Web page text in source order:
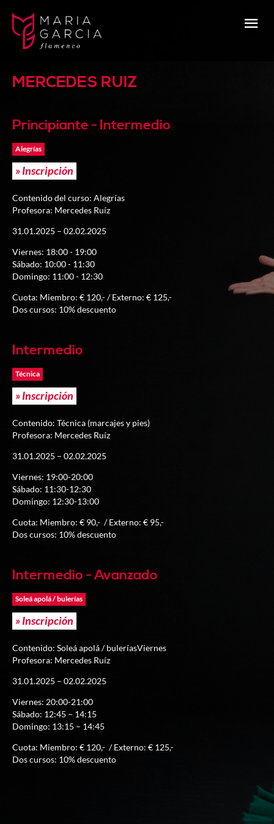
MERCEDES RUIZ
Principiante - Intermedio
Alegrías
» Inscripción
Contenido del curso: Alegrías
Profesora: Mercedes Ruíz
31.01.2025 – 02.02.2025
Viernes: 18:00 - 19:00
Sábado: 10:00 - 11:30
Domingo: 11:00 - 12:30
Cuota: Miembro: € 120,- / Externo: € 125,-
Dos cursos: 10% descuento
Intermedio
Técnica
» Inscripción
Contenido: Técnica (marcajes y pies)
Profesora: Mercedes Ruíz
31.01.2025 – 02.02.2025
Viernes: 19:00-20:00
Sábado: 11:30-12:30
Domingo: 12:30-13:00
Cuota: Miembro: € 90,- / Externo: € 95,-
Dos cursos: 10% descuento
Intermedio - Avanzado
Soleá apolá / bulerías
» Inscripción
Contenido: Soleá apolá / buleríasViernes
Profesora: Mercedes Ruíz
31.01.2025 – 02.02.2025
Viernes: 20:00-21:00
Sábado: 12:45 – 14:15
Domingo: 13:15 – 14:45
Cuota: Miembro: € 120,- / Externo: € 125,-
Dos cursos: 10% descuento